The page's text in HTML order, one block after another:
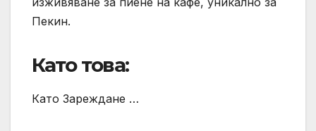
Пекин.
Като това:
Като Зареждане …